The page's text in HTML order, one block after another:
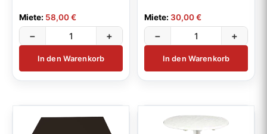
Miete: 58,00 €
− +
In den Warenkorb
Miete: 30,00 €
− +
In den Warenkorb